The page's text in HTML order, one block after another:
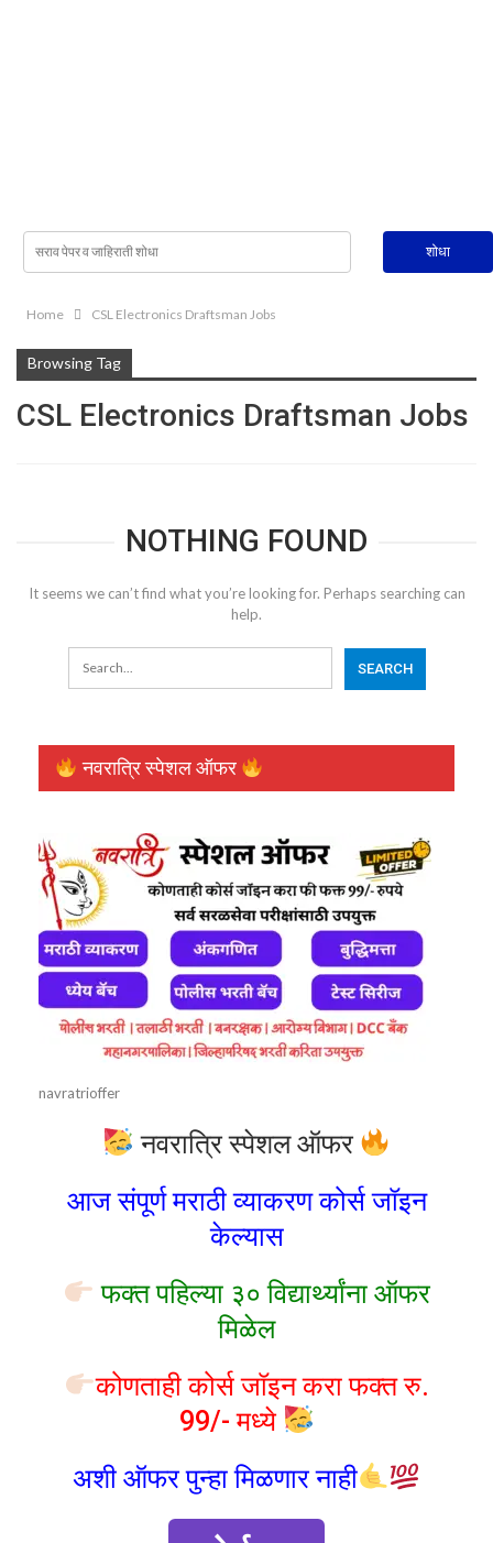
Home CSL Electronics Draftsman Jobs
Browsing Tag
CSL Electronics Draftsman Jobs
NOTHING FOUND
It seems we can’t find what you’re looking for. Perhaps searching can
help.
नवरात्रि स्पेशल ऑफर
navratrioffer
नवरात्रि स्पेशल ऑफर
आज संपूर्ण मराठी व्याकरण कोर्स जॉइन
केल्यास
फक्त पहिल्या ३० विद्यार्थ्यांना ऑफर
मिळेल
कोणताही कोर्स जॉइन करा फक्त रु.
99/- मध्ये
अशी ऑफर पुन्हा मिळणार नाही